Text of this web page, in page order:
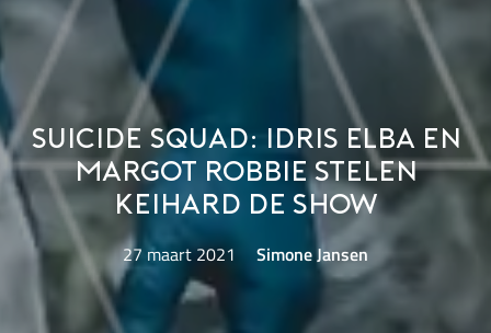
Suicide Squad: Idris Elba en
Margot Robbie stelen
keihard de show
27 maart 2021 Simone Jansen